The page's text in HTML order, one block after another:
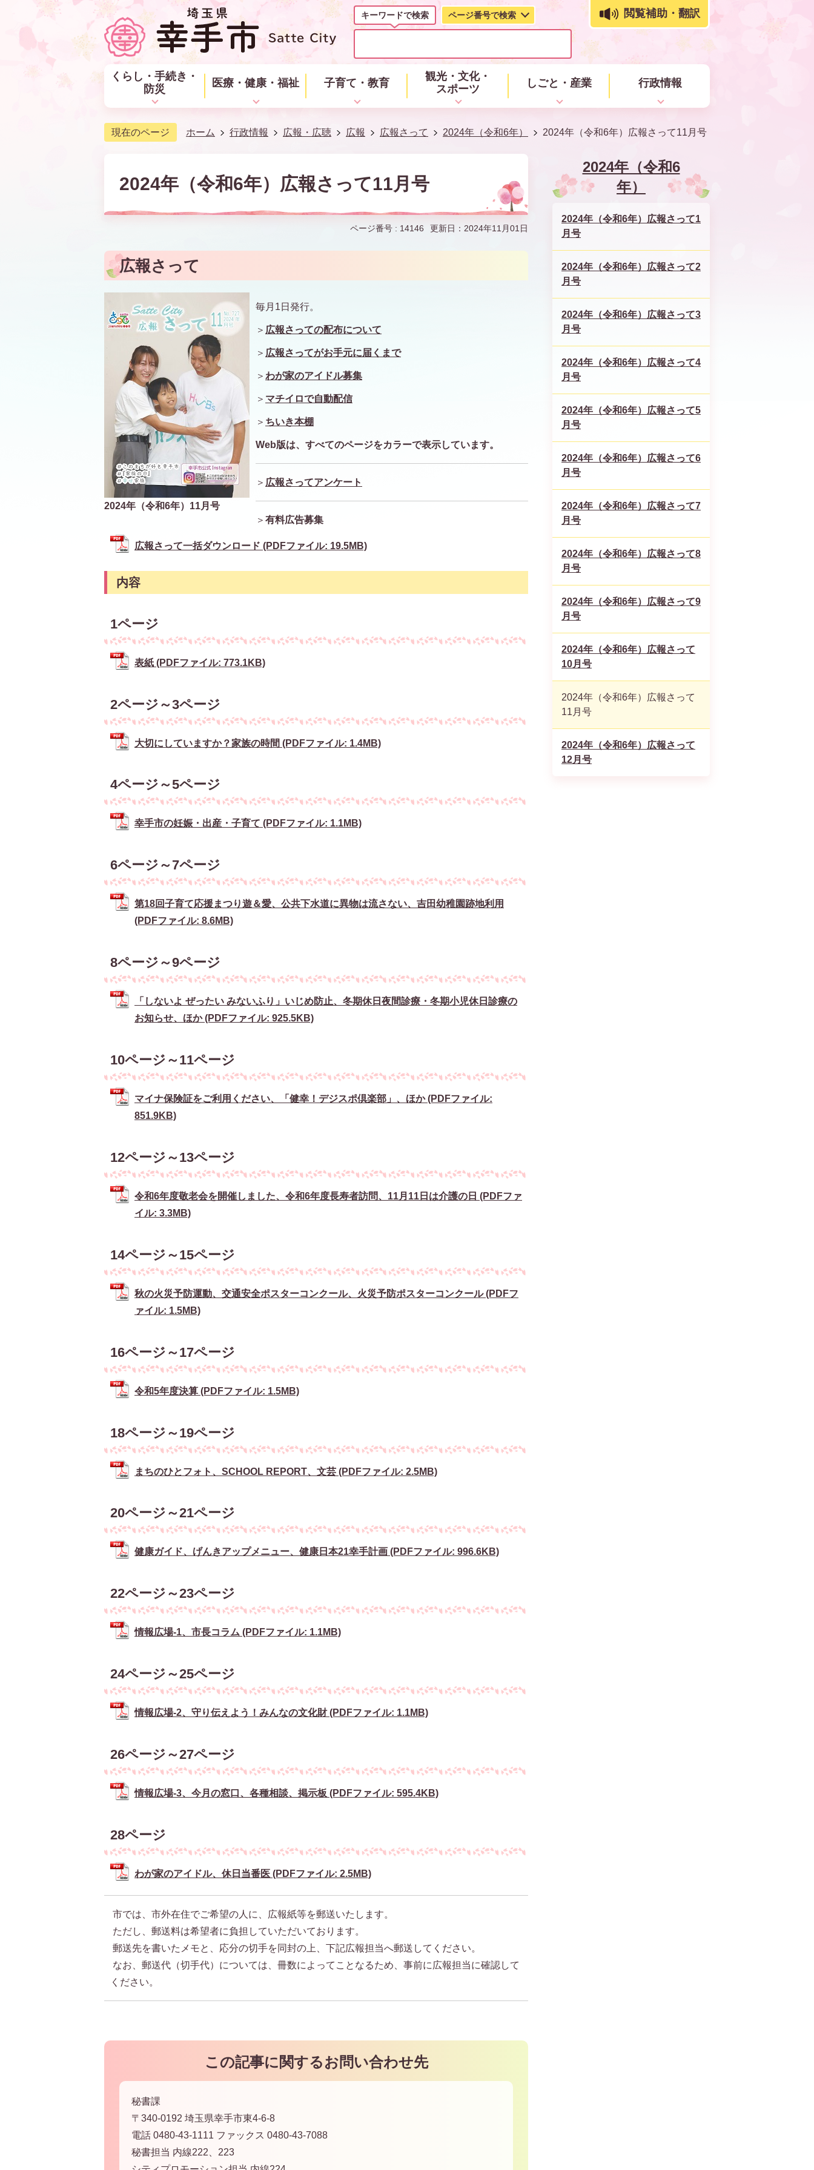
キーワードで検索 ページ番号で検索
キ
ワ
ド
で
検
閲覧補助・翻訳
くらし・手続き・
防災
医療・健康・福祉 子育て・教育
観光・文化・
スポーツ
しごと・産業 行政情報
現在のページ ホーム 行政情報 広報・広聴 広報 広報さって 2024年（令和6年） 2024年（令和6年）広報さって11月号
2024年（令和6年）広報さって11月号
ページ番号 : 14146 更新日：2024年11月01日
広報さって
2024年（令和6年）11月号
毎月1日発行。
＞ 広報さっての配布について
＞ 広報さってがお手元に届くまで
＞ わが家のアイドル募集
＞ マチイロで自動配信
＞ ちいき本棚
Web版は、すべてのページをカラーで表示しています。
＞ 広報さってアンケート
＞ 有料広告募集
広報さって一括ダウンロード (PDFファイル: 19.5MB)
内容
1ページ
表紙 (PDFファイル: 773.1KB)
2ページ～3ページ
大切にしていますか？家族の時間 (PDFファイル: 1.4MB)
4ページ～5ページ
幸手市の妊娠・出産・子育て (PDFファイル: 1.1MB)
6ページ～7ページ
第18回子育て応援まつり遊＆愛、公共下水道に異物は流さない、吉田幼稚園跡地利用
(PDFファイル: 8.6MB)
8ページ～9ページ
「しないよ ぜったい みないふり」いじめ防止、冬期休日夜間診療・冬期小児休日診療の
お知らせ、ほか (PDFファイル: 925.5KB)
10ページ～11ページ
マイナ保険証をご利用ください、「健幸！デジスポ倶楽部」、ほか (PDFファイル:
851.9KB)
12ページ～13ページ
令和6年度敬老会を開催しました、令和6年度長寿者訪問、11月11日は介護の日 (PDFファ
イル: 3.3MB)
14ページ～15ページ
秋の火災予防運動、交通安全ポスターコンクール、火災予防ポスターコンクール (PDFフ
ァイル: 1.5MB)
16ページ～17ページ
令和5年度決算 (PDFファイル: 1.5MB)
18ページ～19ページ
まちのひとフォト、SCHOOL REPORT、文芸 (PDFファイル: 2.5MB)
20ページ～21ページ
健康ガイド、げんきアップメニュー、健康日本21幸手計画 (PDFファイル: 996.6KB)
22ページ～23ページ
情報広場-1、市長コラム (PDFファイル: 1.1MB)
24ページ～25ページ
情報広場-2、守り伝えよう！みんなの文化財 (PDFファイル: 1.1MB)
26ページ～27ページ
情報広場-3、今月の窓口、各種相談、掲示板 (PDFファイル: 595.4KB)
28ページ
わが家のアイドル、休日当番医 (PDFファイル: 2.5MB)
市では、市外在住でご希望の人に、広報紙等を郵送いたします。
ただし、郵送料は希望者に負担していただいております。
郵送先を書いたメモと、応分の切手を同封の上、下記広報担当へ郵送してください。
なお、郵送代（切手代）については、冊数によってことなるため、事前に広報担当に確認して
ください。
この記事に関するお問い合わせ先
秘書課
〒340-0192 埼玉県幸手市東4-6-8
電話 0480-43-1111 ファックス 0480-43-7088
秘書担当 内線222、223
2024年（令和6
年）
2024年（令和6年）広報さって1
月号
2024年（令和6年）広報さって2
月号
2024年（令和6年）広報さって3
月号
2024年（令和6年）広報さって4
月号
2024年（令和6年）広報さって5
月号
2024年（令和6年）広報さって6
月号
2024年（令和6年）広報さって7
月号
2024年（令和6年）広報さって8
月号
2024年（令和6年）広報さって9
月号
2024年（令和6年）広報さって
10月号
2024年（令和6年）広報さって
11月号
2024年（令和6年）広報さって
12月号